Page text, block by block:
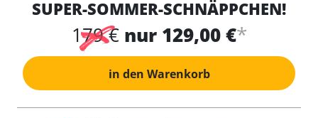
SUPER-SOMMER-SCHNÄPPCHEN!
179 € nur 129,00 €*
in den Warenkorb